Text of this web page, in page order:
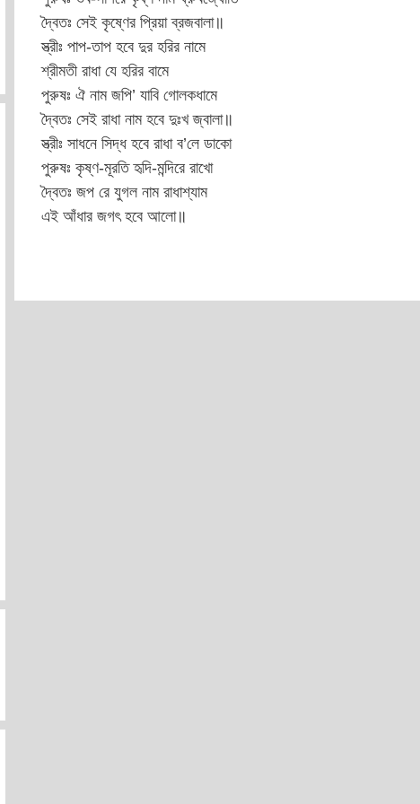
দ্বৈতঃ সেই কৃষ্ণের প্রিয়া ব্রজবালা॥
স্ত্রীঃ পাপ-তাপ হবে দুর হরির নামে
শ্রীমতী রাধা যে হরির বামে
পুরুষঃ ঐ নাম জপি’ যাবি গোলকধামে
দ্বৈতঃ সেই রাধা নাম হবে দুঃখ জ্বালা॥
স্ত্রীঃ সাধনে সিদ্ধ হবে রাধা ব’লে ডাকো
পুরুষঃ কৃষ্ণ-মূরতি হৃদি-মন্দিরে রাখো
দ্বৈতঃ জপ রে যুগল নাম রাধাশ্যাম
এই আঁধার জগৎ হবে আলো॥